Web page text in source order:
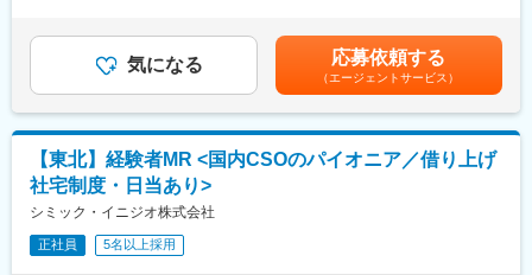
自身の成果や頑張りが客観的に評価され、年収に反映されます。
また、在籍年数が増えると永年勤続報奨金や四半期一時金などの
手当もアップします。つまり、やりがいや努力がきちんと報われ
る報酬制度になっています。
【サポート体制】
配属後は担当マネージャーが丁寧に支援します。日々の仕事の悩
みや、キャリア形成の相談等、伴走者として活躍をサポートしま
す。また知識・スキルレベルを上げるために様々な研修をご用意
しています。
◎医療機器営業
医師や医療機器を扱う医療従事者に医療機器の情報提供や販売を
行います。販売だけでなく、実際使用する際のトレーニングサポ
ートやアフターフォローまで手掛けることが特徴で、医療の現場
を実感できる活動ができます。
◎MR（医薬情報担当者）
医師や薬剤師、看護師など医療従事者に医薬品の効果や副作用な
どの情報提供や情報収集を行います。患者さんのQOL改善に向
け、日々最新情報を学習し医療の一旦を担う専門性の高い活動が
できます。
含む）＜昇給有無＞有＜残業手当＞有＜給与補足＞業績に応じて
インセンティブあり賃金はあくまでも目安の金額であり、選考を
通じて上下する可能性があります。月給(月額)は固定手当を含めた
表記です。
気になる 応募依頼する
（エージェントサービス）
【東北】経験者MR <国内CSOのパイオニア／借り上げ
社宅制度・日当あり>
シミック・イニジオ株式会社
正社員 5名以上採用